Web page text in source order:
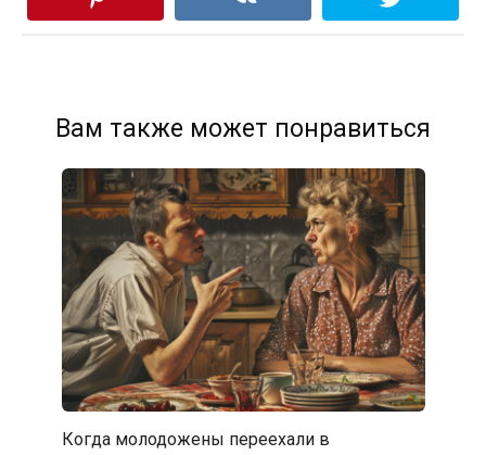
Вам также может понравиться
Когда молодожены переехали в